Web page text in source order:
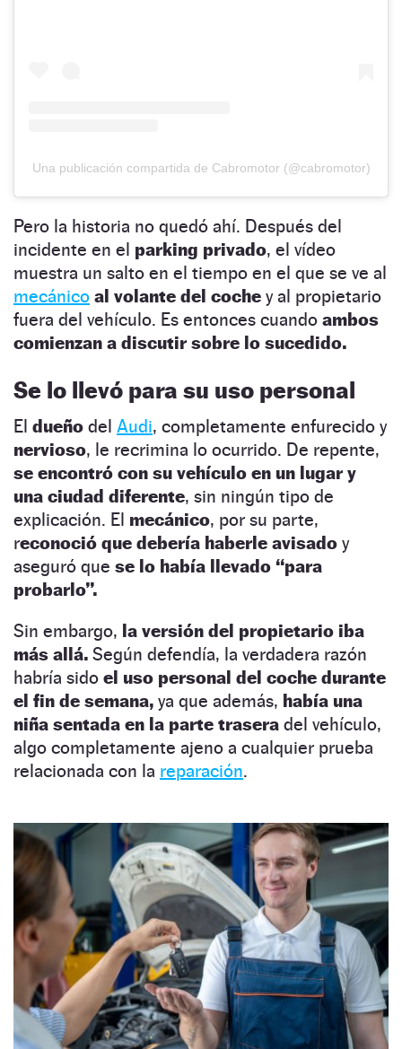
Una publicación compartida de Cabromotor (@cabromotor)
Pero la historia no quedó ahí. Después del
incidente en el parking privado, el vídeo
muestra un salto en el tiempo en el que se ve al
mecánico al volante del coche y al propietario
fuera del vehículo. Es entonces cuando ambos
comienzan a discutir sobre lo sucedido.
Se lo llevó para su uso personal
El dueño del Audi, completamente enfurecido y
nervioso, le recrimina lo ocurrido. De repente,
se encontró con su vehículo en un lugar y
una ciudad diferente, sin ningún tipo de
explicación. El mecánico, por su parte,
reconoció que debería haberle avisado y
aseguró que se lo había llevado “para
probarlo”.
Sin embargo, la versión del propietario iba
más allá. Según defendía, la verdadera razón
habría sido el uso personal del coche durante
el fin de semana, ya que además, había una
niña sentada en la parte trasera del vehículo,
algo completamente ajeno a cualquier prueba
relacionada con la reparación.